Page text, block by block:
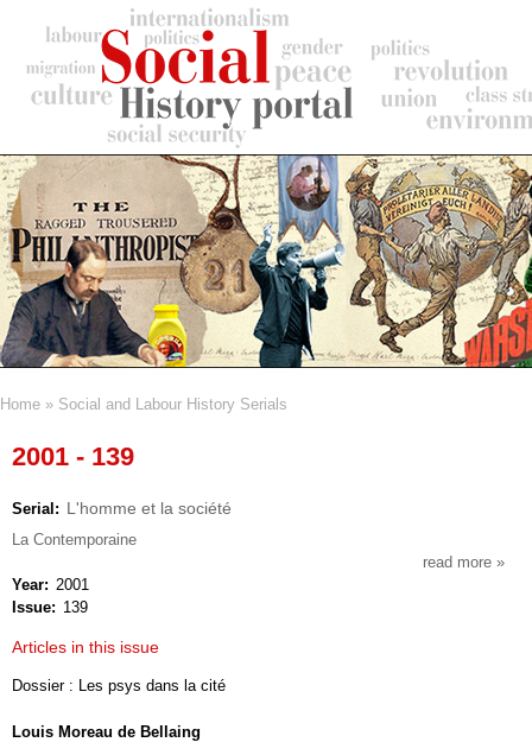
content
Home Social and Labour History Serials
2001 - 139
Serial L'homme et la société
La Contemporaine
read more about
Year
2001
Issue
139
Articles in this issue
Dossier : Les psys dans la cité
Louis Moreau de Bellaing